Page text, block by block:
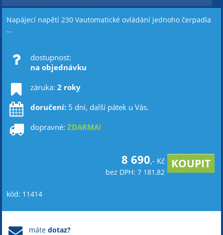
Napájecí napětí 230 Vautomatické ovládání jednoho čerpadla
...
dostupnost:
na objednávku
záruka: 2 roky
doručení: 5 dní, další pátek u Vás.
dopravné: ZDARMA!
8 690,- Kč
bez DPH: 7 181,82
kód: 11414
mátedotaz?